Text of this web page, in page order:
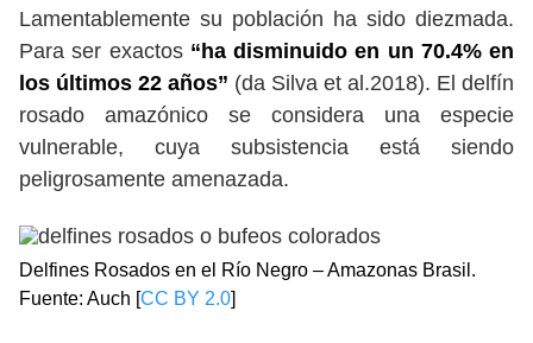
Lamentablemente su población ha sido diezmada.
Para ser exactos “ha disminuido en un 70.4% en
los últimos 22 años” (da Silva et al.2018). El delfín
rosado amazónico se considera una especie
vulnerable, cuya subsistencia está siendo
peligrosamente amenazada.
Delfines Rosados en el Río Negro – Amazonas Brasil.
Fuente: Auch [CC BY 2.0]